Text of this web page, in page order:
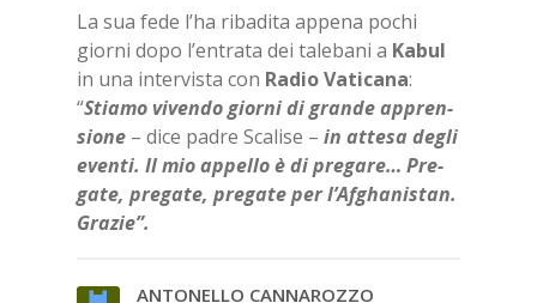
La sua fede l’ha ri­ba­di­ta ap­pe­na po­chi
gior­ni dopo l’en­tra­ta dei ta­le­ba­ni a Ka­bul
in una in­ter­vi­sta con Ra­dio Va­ti­ca­na:
“Stia­mo vi­ven­do gior­ni di gran­de ap­pren­
sio­ne – dice pa­dre Sca­li­se – in at­te­sa de­gli
even­ti. Il mio ap­pel­lo è di pre­ga­re… Pre­
ga­te, pre­ga­te, pre­ga­te per l’Af­gha­ni­stan.
Gra­zie”.
AN­TO­NEL­LO CAN­NA­ROZ­ZO